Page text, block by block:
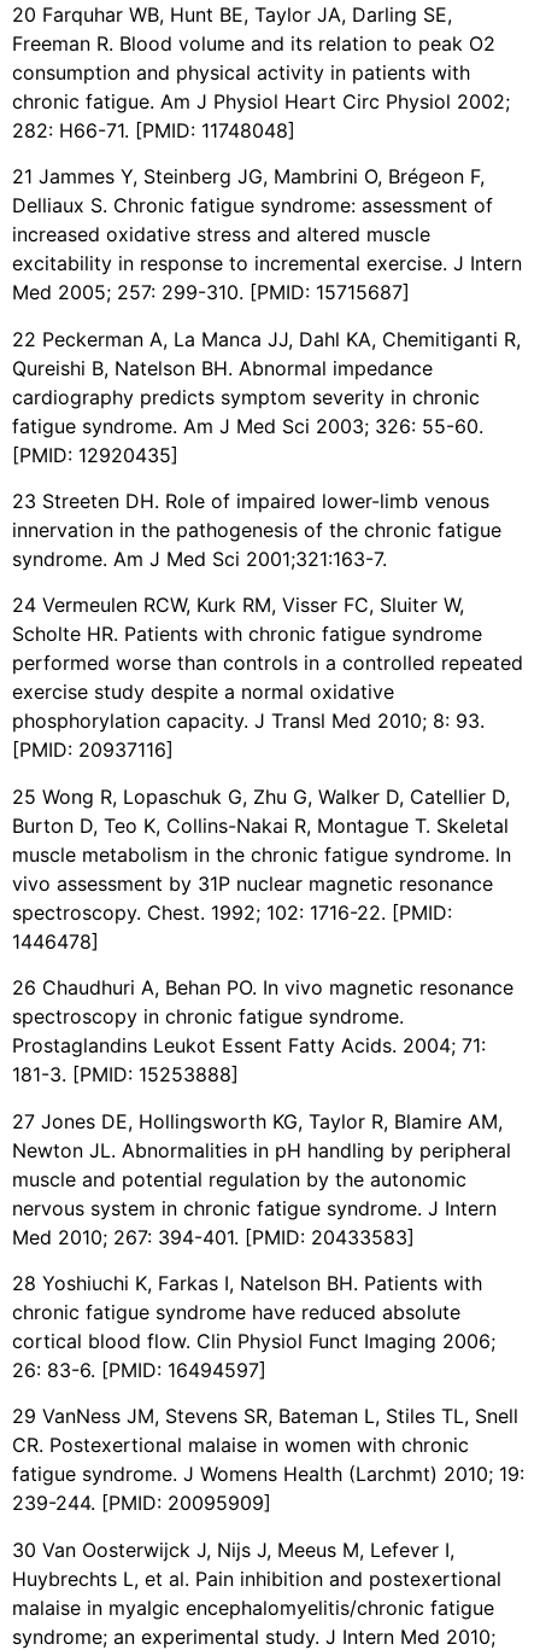
20 Farquhar WB, Hunt BE, Taylor JA, Darling SE,
Freeman R. Blood volume and its relation to peak O2
consumption and physical activity in patients with
chronic fatigue. Am J Physiol Heart Circ Physiol 2002;
282: H66-71. [PMID: 11748048]
21 Jammes Y, Steinberg JG, Mambrini O, Brégeon F,
Delliaux S. Chronic fatigue syndrome: assessment of
increased oxidative stress and altered muscle
excitability in response to incremental exercise. J Intern
Med 2005; 257: 299-310. [PMID: 15715687]
22 Peckerman A, La Manca JJ, Dahl KA, Chemitiganti R,
Qureishi B, Natelson BH. Abnormal impedance
cardiography predicts symptom severity in chronic
fatigue syndrome. Am J Med Sci 2003; 326: 55-60.
[PMID: 12920435]
23 Streeten DH. Role of impaired lower-limb venous
innervation in the pathogenesis of the chronic fatigue
syndrome. Am J Med Sci 2001;321:163-7.
24 Vermeulen RCW, Kurk RM, Visser FC, Sluiter W,
Scholte HR. Patients with chronic fatigue syndrome
performed worse than controls in a controlled repeated
exercise study despite a normal oxidative
phosphorylation capacity. J Transl Med 2010; 8: 93.
[PMID: 20937116]
25 Wong R, Lopaschuk G, Zhu G, Walker D, Catellier D,
Burton D, Teo K, Collins-Nakai R, Montague T. Skeletal
muscle metabolism in the chronic fatigue syndrome. In
vivo assessment by 31P nuclear magnetic resonance
spectroscopy. Chest. 1992; 102: 1716-22. [PMID:
1446478]
26 Chaudhuri A, Behan PO. In vivo magnetic resonance
spectroscopy in chronic fatigue syndrome.
Prostaglandins Leukot Essent Fatty Acids. 2004; 71:
181-3. [PMID: 15253888]
27 Jones DE, Hollingsworth KG, Taylor R, Blamire AM,
Newton JL. Abnormalities in pH handling by peripheral
muscle and potential regulation by the autonomic
nervous system in chronic fatigue syndrome. J Intern
Med 2010; 267: 394-401. [PMID: 20433583]
28 Yoshiuchi K, Farkas I, Natelson BH. Patients with
chronic fatigue syndrome have reduced absolute
cortical blood flow. Clin Physiol Funct Imaging 2006;
26: 83-6. [PMID: 16494597]
29 VanNess JM, Stevens SR, Bateman L, Stiles TL, Snell
CR. Postexertional malaise in women with chronic
fatigue syndrome. J Womens Health (Larchmt) 2010; 19:
239-244. [PMID: 20095909]
30 Van Oosterwijck J, Nijs J, Meeus M, Lefever I,
Huybrechts L, et al. Pain inhibition and postexertional
malaise in myalgic encephalomyelitis/chronic fatigue
syndrome; an experimental study. J Intern Med 2010;